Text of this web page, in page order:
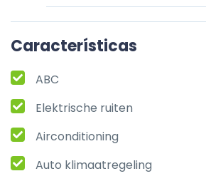
Características
ABC
Elektrische ruiten
Airconditioning
Auto klimaatregeling